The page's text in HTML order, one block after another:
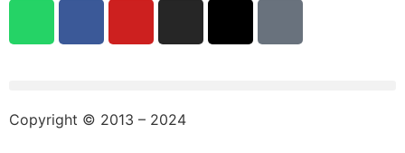
Copyright © 2013 – 2024